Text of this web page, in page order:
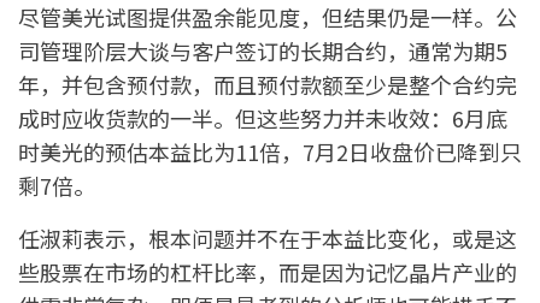
尽管美光试图提供盈余能见度，但结果仍是一样。公
司管理阶层大谈与客户签订的长期合约，通常为期5
年，并包含预付款，而且预付款额至少是整个合约完
成时应收货款的一半。但这些努力并未收效：6月底
时美光的预估本益比为11倍，7月2日收盘价已降到只
剩7倍。
任淑莉表示，根本问题并不在于本益比变化，或是这
些股票在市场的杠杆比率，而是因为记忆晶片产业的